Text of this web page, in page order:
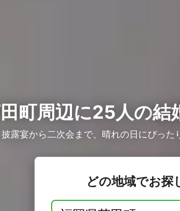
町周辺に25人の結
露宴から二次会まで、晴れの日にぴった
どの地域でお探